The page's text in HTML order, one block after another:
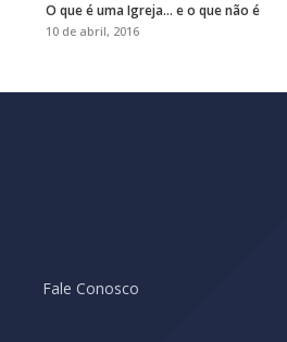
O que é uma Igreja… e o que não é
10 de abril, 2016
Fale Conosco